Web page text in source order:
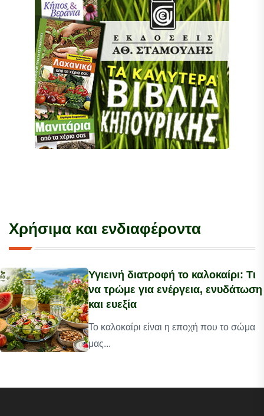
Χρήσιμα και ενδιαφέροντα
Υγιεινή διατροφή το καλοκαίρι: Τι
να τρώμε για ενέργεια, ενυδάτωση
και ευεξία
Το καλοκαίρι είναι η εποχή που το σώμα
μας...